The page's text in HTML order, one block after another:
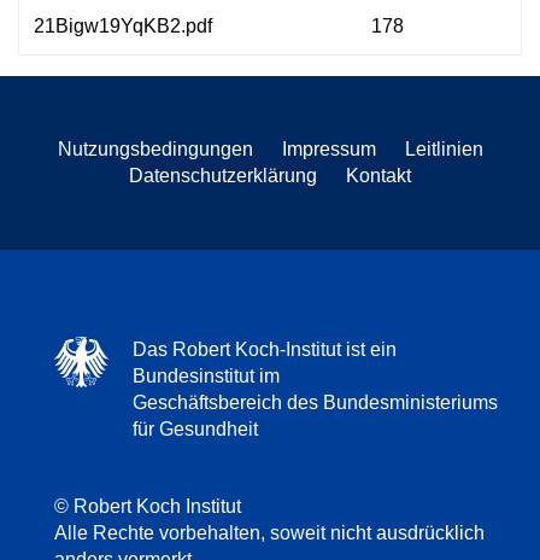
21Bigw19YqKB2.pdf 178
Nutzungsbedingungen Impressum
Leitlinien
Datenschutzerklärung
Kontakt
Das Robert Koch-Institut ist ein
Bundesinstitut im
Geschäftsbereich des Bundesministeriums
für Gesundheit
© Robert Koch Institut
Alle Rechte vorbehalten, soweit nicht ausdrücklich